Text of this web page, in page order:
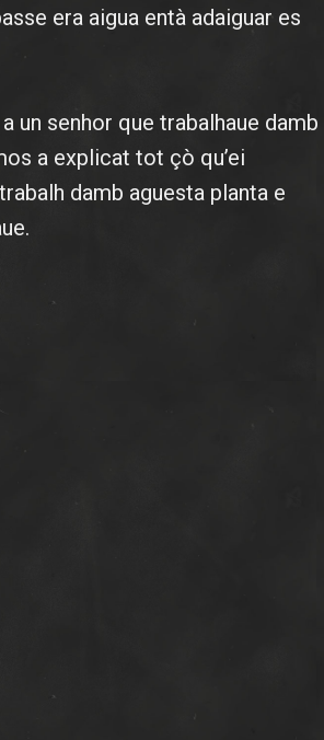
era aigua entà adaiguar es
un senhor que trabalhaue damb
a explicat tot çò qu’ei
damb aguesta planta e